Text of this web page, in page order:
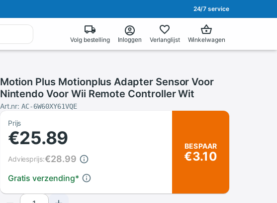
24/7 service
Volg bestelling Inloggen Verlanglijst Winkelwagen
Motion Plus Motionplus Adapter Sensor Voor
Nintendo Voor Wii Remote Controller Wit
Art.nr:AC-6W60XY61VQE
Prijs
€25.89
Gratis verzending*
Adviesprijs:€28.99
BESPAAR
€3.10